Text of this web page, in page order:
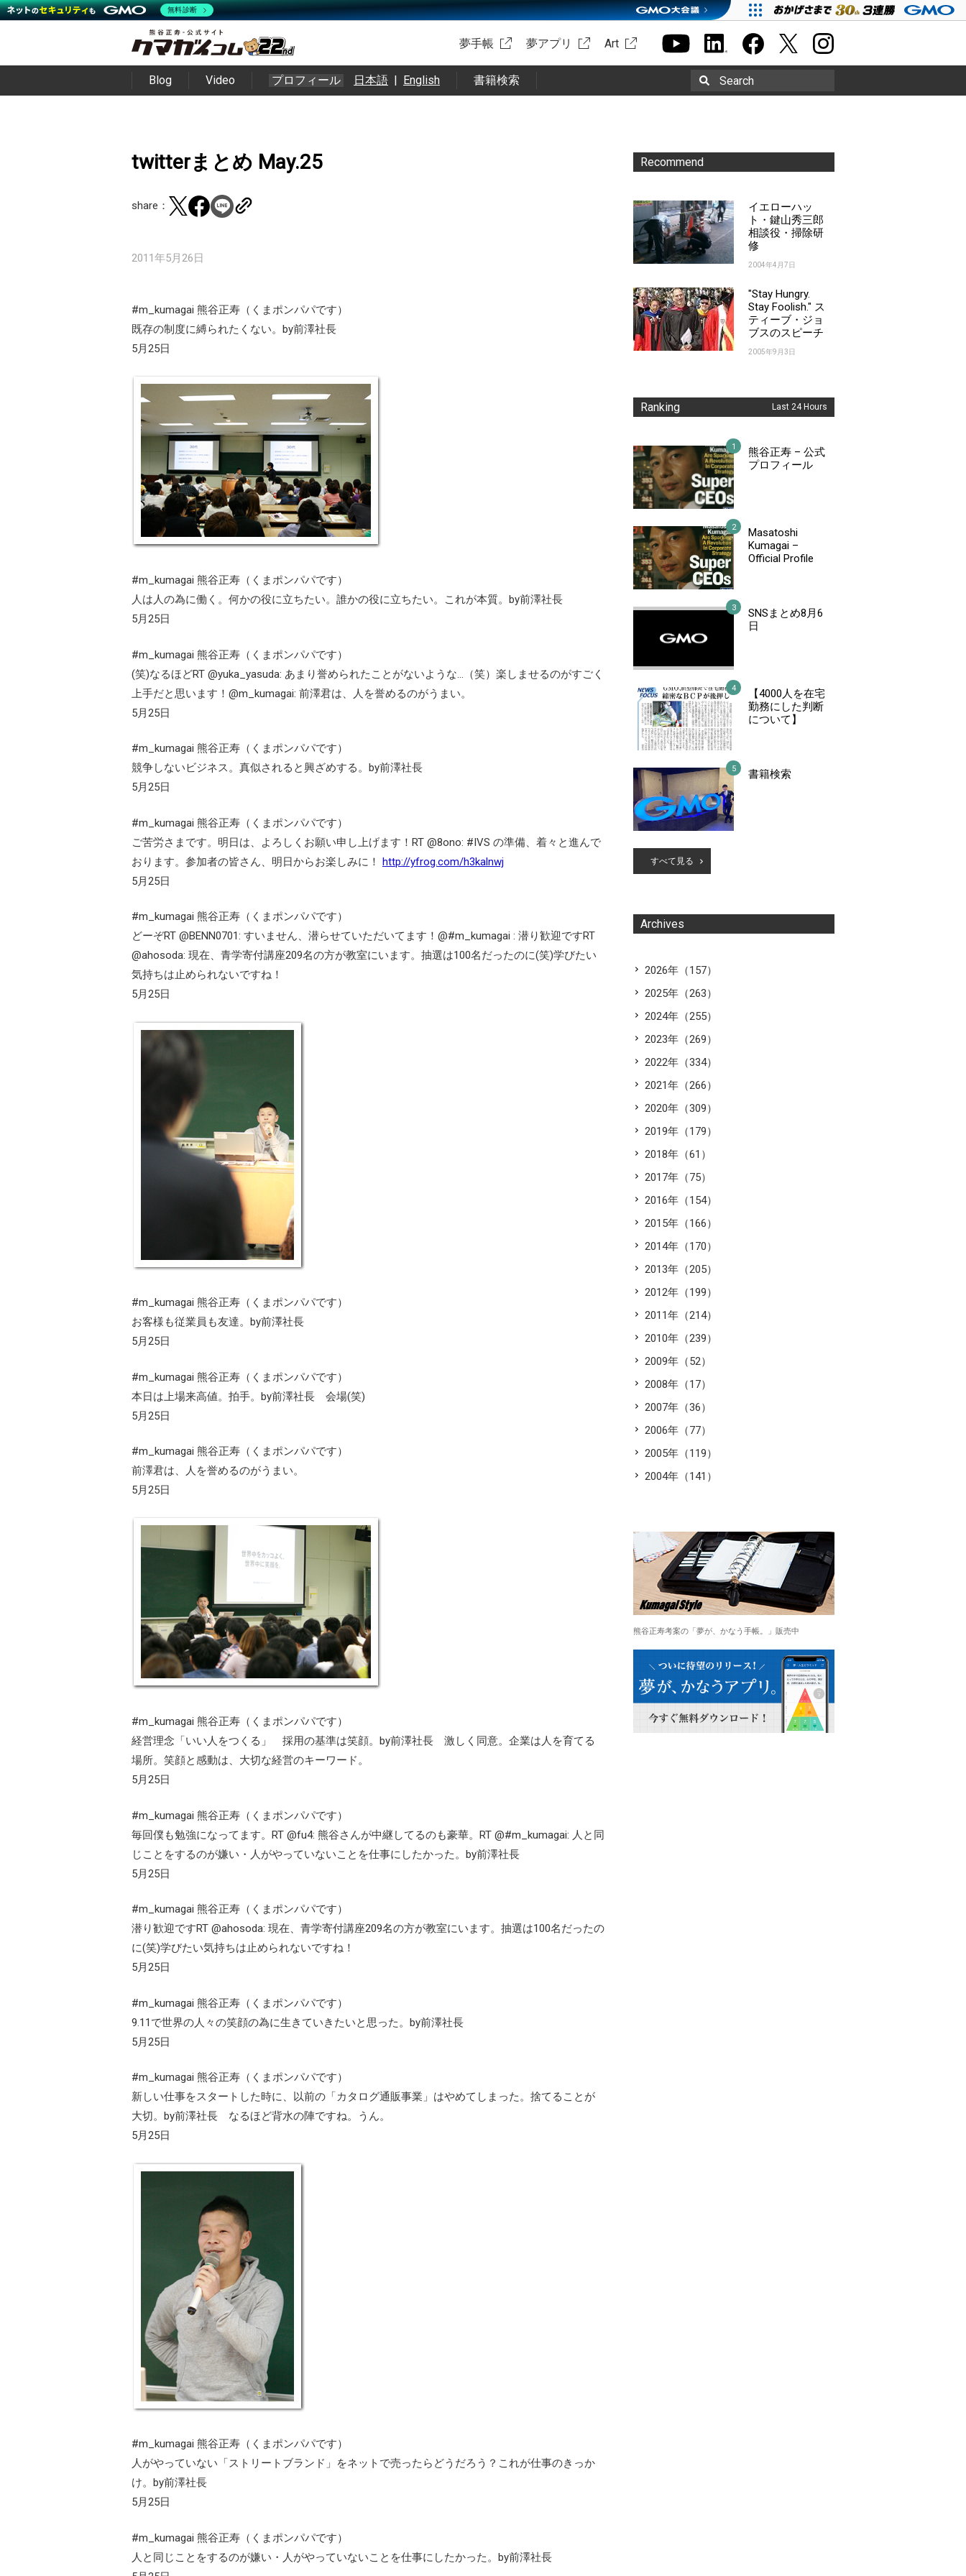
夢手帳 夢アプリ Art
Blog Video プロフィール 日本語 | English 書籍検索 Search
twitterまとめ May.25
share：
2011年5月26日
#m_kumagai 熊谷正寿（くまポンパパです）
既存の制度に縛られたくない。by前澤社長
5月25日
#m_kumagai 熊谷正寿（くまポンパパです）
人は人の為に働く。何かの役に立ちたい。誰かの役に立ちたい。これが本質。by前澤社長
5月25日
#m_kumagai 熊谷正寿（くまポンパパです）
(笑)なるほどRT @yuka_yasuda: あまり誉められたことがないような…（笑）楽しませるのがすごく
上手だと思います！@m_kumagai: 前澤君は、人を誉めるのがうまい。
5月25日
#m_kumagai 熊谷正寿（くまポンパパです）
競争しないビジネス。真似されると興ざめする。by前澤社長
5月25日
#m_kumagai 熊谷正寿（くまポンパパです）
ご苦労さまです。明日は、よろしくお願い申し上げます！RT @8ono: #IVS の準備、着々と進んで
おります。参加者の皆さん、明日からお楽しみに！ http://yfrog.com/h3kalnwj
5月25日
#m_kumagai 熊谷正寿（くまポンパパです）
どーぞRT @BENN0701: すいません、潜らせていただいてます！@#m_kumagai : 潜り歓迎ですRT
@ahosoda: 現在、青学寄付講座209名の方が教室にいます。抽選は100名だったのに(笑)学びたい
気持ちは止められないですね！
5月25日
#m_kumagai 熊谷正寿（くまポンパパです）
お客様も従業員も友達。by前澤社長
5月25日
#m_kumagai 熊谷正寿（くまポンパパです）
本日は上場来高値。拍手。by前澤社長 会場(笑)
5月25日
#m_kumagai 熊谷正寿（くまポンパパです）
前澤君は、人を誉めるのがうまい。
5月25日
#m_kumagai 熊谷正寿（くまポンパパです）
経営理念「いい人をつくる」 採用の基準は笑顔。by前澤社長 激しく同意。企業は人を育てる
場所。笑顔と感動は、大切な経営のキーワード。
5月25日
#m_kumagai 熊谷正寿（くまポンパパです）
毎回僕も勉強になってます。RT @fu4: 熊谷さんが中継してるのも豪華。RT @#m_kumagai: 人と同
じことをするのが嫌い・人がやっていないことを仕事にしたかった。by前澤社長
5月25日
#m_kumagai 熊谷正寿（くまポンパパです）
潜り歓迎ですRT @ahosoda: 現在、青学寄付講座209名の方が教室にいます。抽選は100名だったの
に(笑)学びたい気持ちは止められないですね！
5月25日
#m_kumagai 熊谷正寿（くまポンパパです）
9.11で世界の人々の笑顔の為に生きていきたいと思った。by前澤社長
5月25日
#m_kumagai 熊谷正寿（くまポンパパです）
新しい仕事をスタートした時に、以前の「カタログ通販事業」はやめてしまった。捨てることが
大切。by前澤社長 なるほど背水の陣ですね。うん。
5月25日
#m_kumagai 熊谷正寿（くまポンパパです）
人がやっていない「ストリートブランド」をネットで売ったらどうだろう？これが仕事のきっか
け。by前澤社長
5月25日
#m_kumagai 熊谷正寿（くまポンパパです）
人と同じことをするのが嫌い・人がやっていないことを仕事にしたかった。by前澤社長
Recommend
イエローハッ
ト・鍵山秀三郎
相談役・掃除研
修
2004年4月7日
"Stay Hungry.
Stay Foolish." ス
ティーブ・ジョ
ブスのスピーチ
2005年9月3日
Ranking Last 24 Hours
熊谷正寿 – 公式
プロフィール
Masatoshi
Kumagai –
Official Profile
SNSまとめ8月6
日
【4000人を在宅
勤務にした判断
について】
書籍検索
すべて見る
Archives
2026年（157）
2025年（263）
2024年（255）
2023年（269）
2022年（334）
2021年（266）
2020年（309）
2019年（179）
2018年（61）
2017年（75）
2016年（154）
2015年（166）
2014年（170）
2013年（205）
2012年（199）
2011年（214）
2010年（239）
2009年（52）
2008年（17）
2007年（36）
2006年（77）
2005年（119）
2004年（141）
熊谷正寿考案の「夢が、かなう手帳。」販売中
無料診断